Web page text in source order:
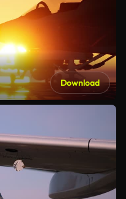
Download